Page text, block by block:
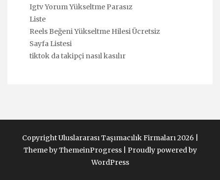
Igtv Yorum Yükseltme Parasız
Liste
Reels Beğeni Yükseltme Hilesi Ücretsiz
Sayfa Listesi
tiktok da takipçi nasıl kasılır
Copyright Uluslararası Taşımacılık Firmaları 2026 |
Theme by ThemeinProgress| Proudly powered by
WordPress